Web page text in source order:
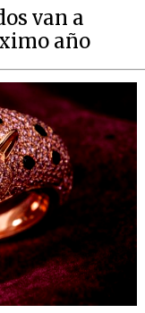
van a
año